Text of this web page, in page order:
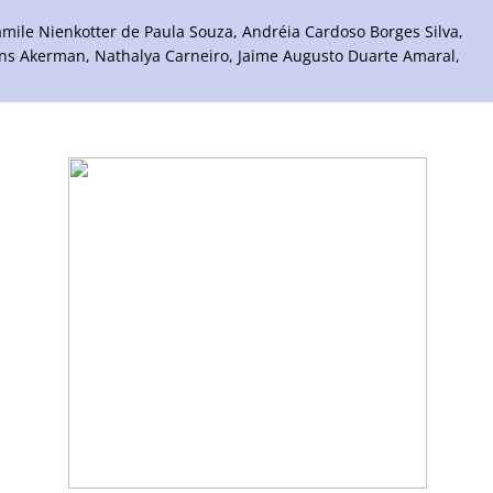
Nienkotter de Paula Souza, Andréia Cardoso Borges Silva,
Akerman, Nathalya Carneiro, Jaime Augusto Duarte Amaral,